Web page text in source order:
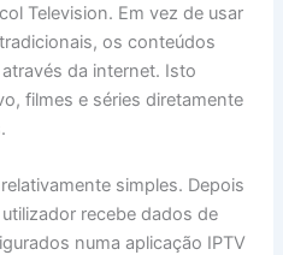
Television. Em vez de usar
os conteúdos
da internet. Isto
filmes e séries diretamente
simples. Depois
recebe dados de
numa aplicação IPTV